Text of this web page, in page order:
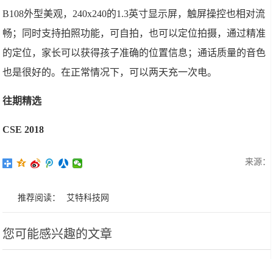
B108外型美观，240x240的1.3英寸显示屏，触屏操控也相对流
畅；同时支持拍照功能，可自拍，也可以定位拍摄，通过精准
的定位，家长可以获得孩子准确的位置信息；通话质量的音色
也是很好的。在正常情况下，可以两天充一次电。
往期精选
CSE 2018
来源：
推荐阅读： 艾特科技网
您可能感兴趣的文章